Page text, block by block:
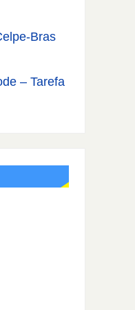
Bras
– Tarefa